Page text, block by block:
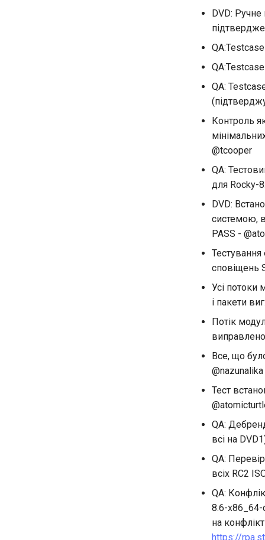
DVD:
QA:
Контроль
@tcooper
QA:
для Rocky-
DVD:
системою,
PASS -
сповіщень
Усі потоки
і пакети
Потік
Все, що
@nazunalika
Тест
QA:
всі на
QA:
всіх RC2
QA:
8.6-x86_64-
на
https://